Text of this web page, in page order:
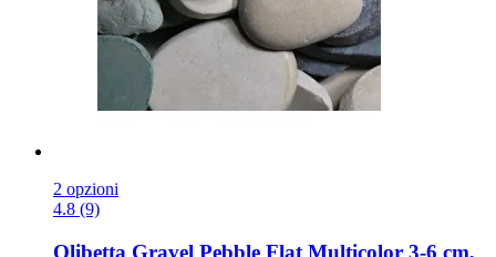
2 opzioni
4.8 (9)
Olibetta Gravel Pebble Flat Multicolor 3-​6 cm,